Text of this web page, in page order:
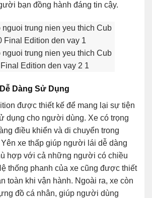
bạn đồng hành đáng tin cậy.
Dàng Sử Dụng
được thiết kế để mang lại sự tiện
dụng cho người dùng. Xe có trọng
điều khiển và di chuyển trong
xe thấp giúp người lái dễ dàng
hợp với cả những người có chiều
thống phanh của xe cũng được thiết
toàn khi vận hành. Ngoài ra, xe còn
đồ cá nhân, giúp người dùng